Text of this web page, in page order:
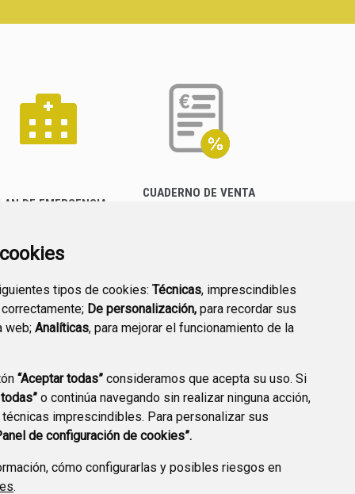
tipos de cookies: Técnicas, imprescindibles
De personalización, para recordar sus
web; Analíticas, para mejorar el funcionamiento de la
“Aceptar todas” consideramos que acepta su uso. Si
o continúa navegando sin realizar ninguna acción,
imprescindibles. Para personalizar sus
de configuración de cookies”.
cómo configurarlas y posibles riesgos en
.
DE EMERGENCIA
CUADERNO DE VENTA
PREGUNTAS
FRECUENTES
PLAN DE ACCIÓN LOCAL
2030